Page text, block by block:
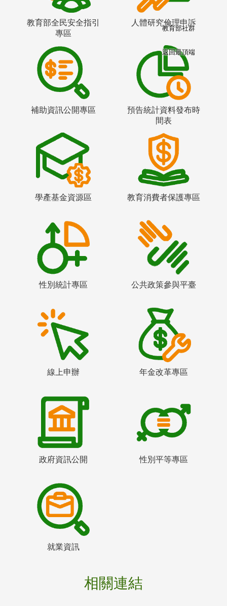
教育部全民安全指引
專區
人體研究倫理申訴
補助資訊公開專區
預告統計資料發布時
間表
學產基金資源區 教育消費者保護專區
性別統計專區 公共政策參與平臺
線上申辦 年金改革專區
政府資訊公開 性別平等專區
就業資訊
相關連結
教育部社群
返回最頂端